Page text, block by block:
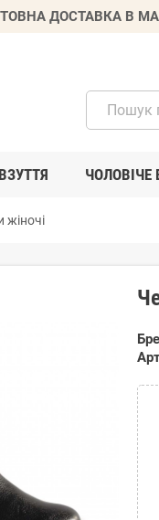
ДОСТАВКА В
ЧОЛОВІЧЕ
жіночі